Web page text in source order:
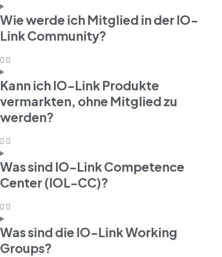
Wie werde ich Mitglied in der IO-
Link Community?
Kann ich IO-Link Produkte
vermarkten, ohne Mitglied zu
werden?
Was sind IO-Link Competence
Center (IOL-CC)?
Was sind die IO-Link Working
Groups?